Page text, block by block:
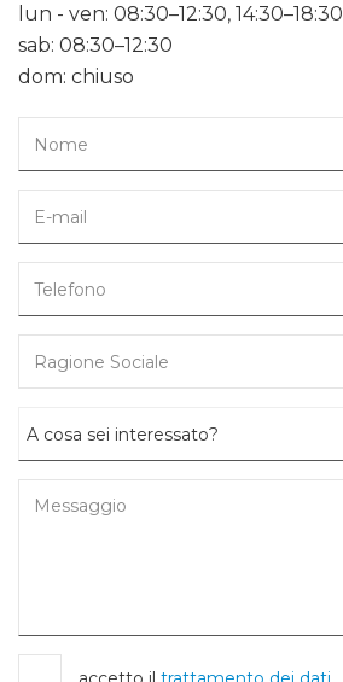
lun - ven: 08:30–12:30, 14:30–18:30
sab: 08:30–12:30
dom: chiuso